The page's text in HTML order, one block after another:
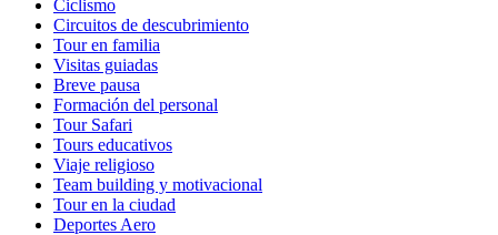
Ciclismo
Circuitos de descubrimiento
Tour en familia
Visitas guiadas
Breve pausa
Formación del personal
Tour Safari
Tours educativos
Viaje religioso
Team building y motivacional
Tour en la ciudad
Deportes Aero